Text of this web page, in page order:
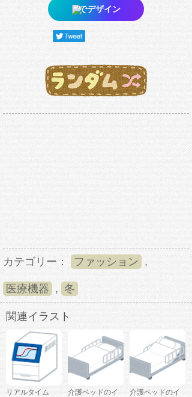
でデザイン
カテゴリー： ファッション ,
医療機器 , 冬
関連イラスト
リアルタイム
介護ベッドのイ
介護ベッドのイ